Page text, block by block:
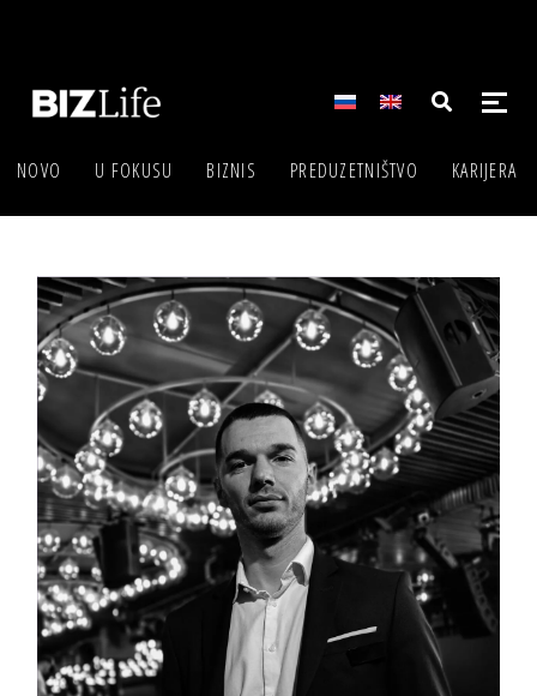
NOVO U FOKUSU BIZNIS PREDUZETNIŠTVO KARIJERA